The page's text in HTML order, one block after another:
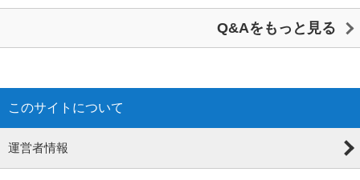
Q&Aをもっと見る
このサイトについて
運営者情報